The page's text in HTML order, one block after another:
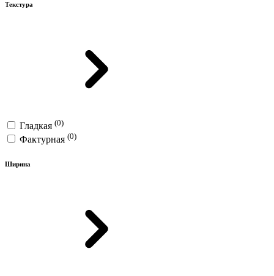
Текстура
Гладкая (0)
Фактурная (0)
Ширина